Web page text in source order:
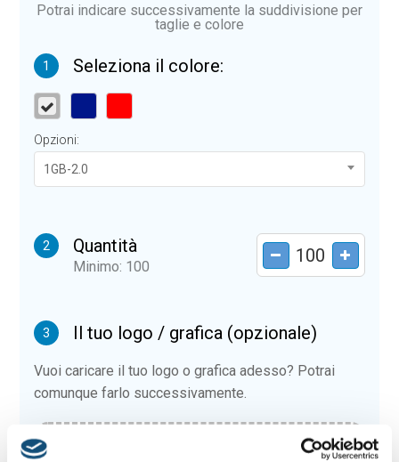
Potrai indicare successivamente la suddivisione per
taglie e colore
1 Seleziona il colore:
Opzioni:
1GB-2.0
2 Quantità
Minimo: 100
3 Il tuo logo / grafica (opzionale)
Vuoi caricare il tuo logo o grafica adesso? Potrai
comunque farlo successivamente.